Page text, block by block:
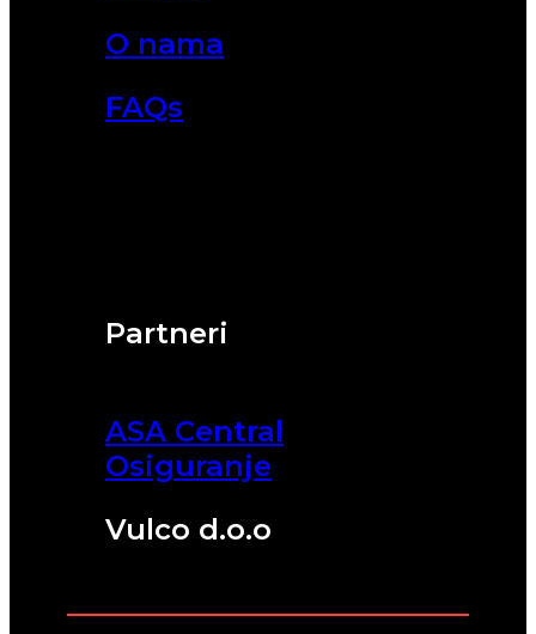
Partneri
ASA Central
Osiguranje
Vulco d.o.o
O nama
FAQs